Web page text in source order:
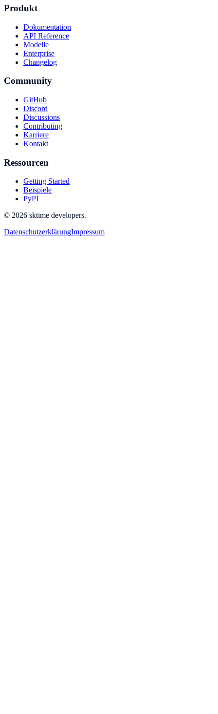
Produkt
Dokumentation
API Reference
Modelle
Enterprise
Changelog
Community
GitHub
Discord
Discussions
Contributing
Karriere
Kontakt
Ressourcen
Getting Started
Beispiele
PyPI
© 2026 sktime developers.
DatenschutzerklärungImpressum